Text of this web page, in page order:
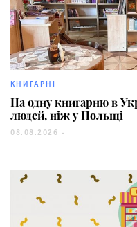
КНИГАРНІ
На одну книгарню в
людей, ніж у Польщі
08.08.2026 -